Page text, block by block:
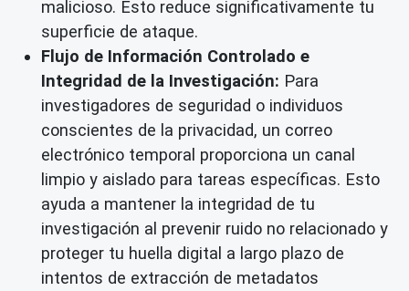
malicioso. Esto reduce significativamente tu
superficie de ataque.
Flujo de Información Controlado e
Integridad de la Investigación: Para
investigadores de seguridad o individuos
conscientes de la privacidad, un correo
electrónico temporal proporciona un canal
limpio y aislado para tareas específicas. Esto
ayuda a mantener la integridad de tu
investigación al prevenir ruido no relacionado y
proteger tu huella digital a largo plazo de
intentos de extracción de metadatos